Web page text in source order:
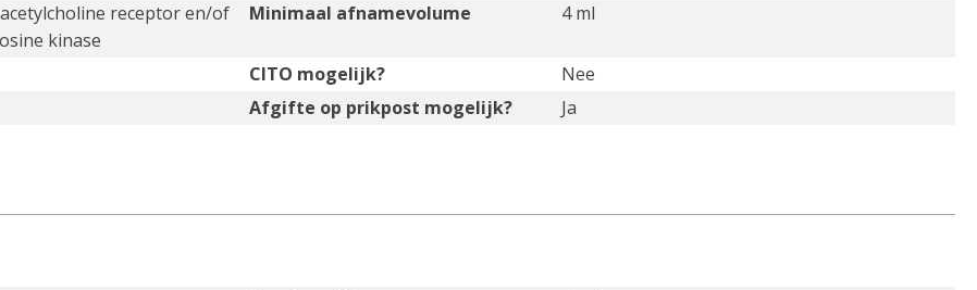
receptor en/of
kinase
Minimaal afnamevolume 4 ml
CITO mogelijk?
Nee
Afgifte op prikpost mogelijk?
Ja